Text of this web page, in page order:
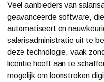
Veel aanbieders van
geavanceerde software,
automatiseert en
salarisadministratie uit te
deze technologie, vaak
licentie hoeft aan te
mogelijk om loonstroken